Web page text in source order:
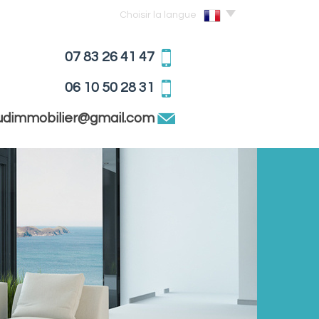
Choisir la langue
07 83 26 41 47
06 10 50 28 31